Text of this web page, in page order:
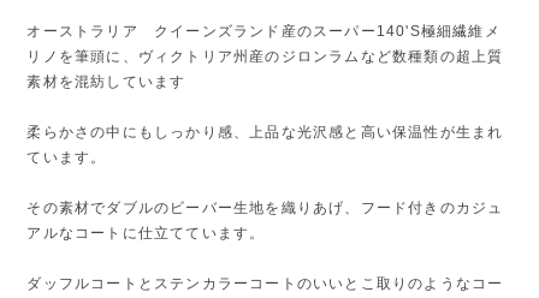
オーストラリア クイーンズランド産のスーパー140'S極細繊維メ
リノを筆頭に、ヴィクトリア州産のジロンラムなど数種類の超上質
素材を混紡しています
柔らかさの中にもしっかり感、上品な光沢感と高い保温性が生まれ
ています。
その素材でダブルのビーバー生地を織りあげ、フード付きのカジュ
アルなコートに仕立てています。
ダッフルコートとステンカラーコートのいいとこ取りのようなコー